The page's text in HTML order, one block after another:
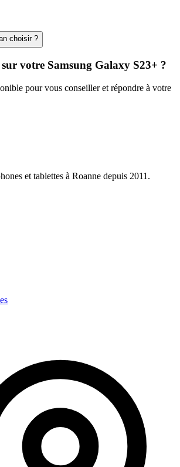
choisir ?
sur votre Samsung Galaxy S23+ ?
pour vous conseiller et répondre à votre
et tablettes à Roanne depuis 2011.